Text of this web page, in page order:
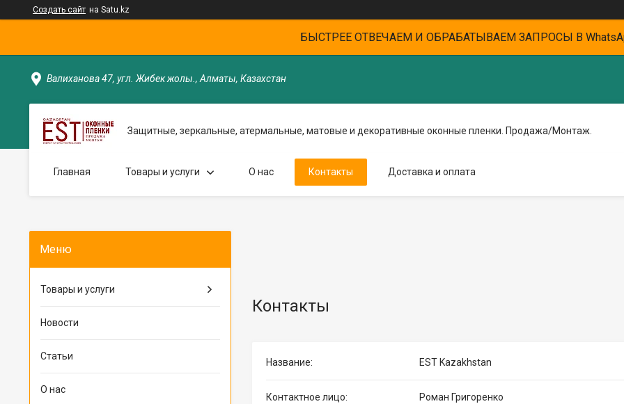
Создать сайт на Satu.kz
БЫСТРЕЕ ОТВЕЧАЕМ И ОБРАБАТЫВАЕМ ЗАПРОСЫ В
Валиханова 47, угл. Жибек жолы., Алматы, Казахстан
Защитные, зеркальные, атермальные, матовые и декоративные оконные пленки. Продажа/Монтаж.
Главная Товары и услуги О нас Контакты Доставка и оплата
Контакты
EST Kazakhstan
Роман Григоренко
Товары и услуги
Новости
Статьи
О нас